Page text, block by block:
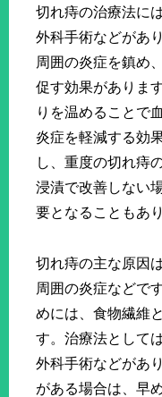
切れ痔の治療法に
外科手術などがあ
周囲の炎症を鎮め
促す効果がありま
りを温めることで
炎症を軽減する効
し、重度の切れ痔
浸漬で改善しない
要となることもあ
切れ痔の主な原因
周囲の炎症などで
めには、食物繊維
す。治療法として
外科手術などがあ
がある場合は、早